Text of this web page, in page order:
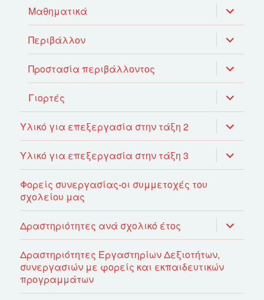
Μαθηματικά του
μενού
Περιβάλλον του
μενού
Προστασία περιβάλλοντος του
μενού
Γιορτές του
μενού
Υλικό για επεξεργασία στην τάξη 2 του
μενού
Υλικό για επεξεργασία στην τάξη 3 του
μενού
Φορείς συνεργασίας-οι συμμετοχές του
σχολείου μας
Δραστηριότητες ανά σχολικό έτος του
μενού
Δραστηριότητες Εργαστηρίων Δεξιοτήτων,
συνεργασιών με φορείς και εκπαιδευτικών
προγραμμάτων